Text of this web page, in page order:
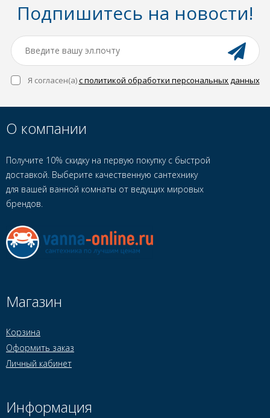
Подпишитесь на новости!
Я согласен(a)с политикой обработки персональных данных
О компании
Получите 10% скидку на первую покупку с быстрой
доставкой. Выберите качественную сантехнику
для вашей ванной комнаты от ведущих мировых
брендов.
Магазин
Корзина
Оформить заказ
Личный кабинет
Информация